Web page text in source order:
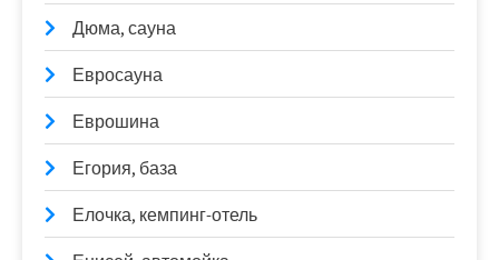
Дюма, сауна
Евросауна
Еврошина
Егория, база
Елочка, кемпинг-отель